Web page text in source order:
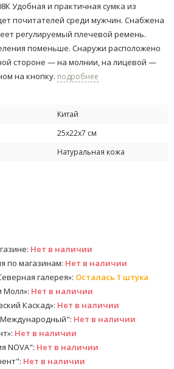
Удобная и практичная сумка из
почитателей среди мужчин. Снабжена
регулируемый плечевой ремень.
поменьше. Снаружи расположено
стороне — на молнии, на лицевой —
на кнопку. подробнее
Китай
25х22х7 см
Натуральная кожа
Нет в наличии
по магазинам: Нет в наличии
галерея»: Осталась 1 штука
Молл»: Нет в наличии
Каскад»: Нет в наличии
Нет в наличии
Нет в наличии
NOVA": Нет в наличии
Нет в наличии